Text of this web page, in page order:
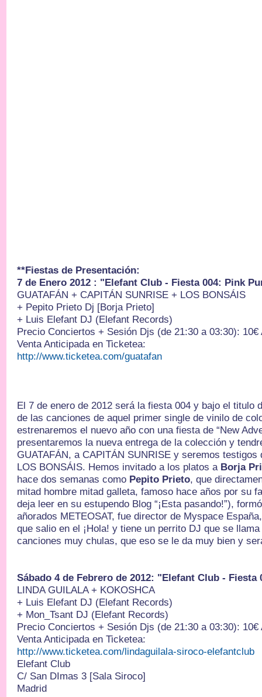
**Fiestas de Presentación:
7 de Enero 2012 : "Elefant Club - Fiesta 004: Pink
GUATAFÁN + CAPITÁN SUNRISE + LOS BONSÁIS
+ Pepito Prieto Dj [Borja Prieto]
+ Luis Elefant DJ (Elefant Records)
Precio Conciertos + Sesión Djs (de 21:30 a 03:30): 10€
Venta Anticipada en Ticketea:
http://www.ticketea.com/guatafan
El 7 de enero de 2012 será la fiesta 004 y bajo el titulo
de las canciones de aquel primer single de vinilo de
estrenaremos el nuevo año con una fiesta de “New
presentaremos la nueva entrega de la colección y
GUATAFÁN, a CAPITÁN SUNRISE y seremos
LOS BONSÁIS. Hemos invitado a los platos a Borja
hace dos semanas como Pepito Prieto, que
mitad hombre mitad galleta, famoso hace años por su
deja leer en su estupendo Blog “¡Esta pasando!”),
añorados METEOSAT, fue director de Myspace
que salio en el ¡Hola! y tiene un perrito DJ que se
canciones muy chulas, que eso se le da muy bien y
Sábado 4 de Febrero de 2012: "Elefant Club - Fiesta
LINDA GUILALA + KOKOSHCA
+ Luis Elefant DJ (Elefant Records)
+ Mon_Tsant DJ (Elefant Records)
Precio Conciertos + Sesión Djs (de 21:30 a 03:30): 10€
Venta Anticipada en Ticketea:
http://www.ticketea.com/lindaguilala-siroco-elefantclub
Elefant Club
C/ San DImas 3 [Sala Siroco]
Madrid